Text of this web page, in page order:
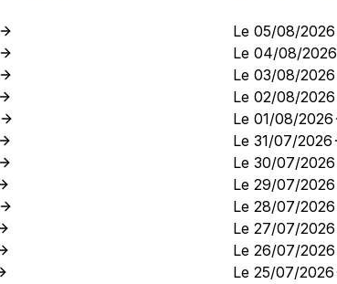
Le 05/08/2026
Le 04/08/2026
Le 03/08/2026
Le 02/08/2026
Le 01/08/2026
Le 31/07/2026
Le 30/07/2026
Le 29/07/2026
Le 28/07/2026
Le 27/07/2026
Le 26/07/2026
Le 25/07/2026